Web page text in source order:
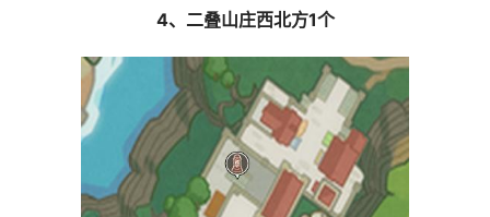
4、二叠山庄西北方1个